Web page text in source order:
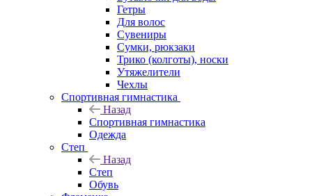
Гетры
Для волос
Сувениры
Сумки, рюкзаки
Трико (колготы), носки
Утяжелители
Чехлы
Спортивная гимнастика
Назад
Спортивная гимнастика
Одежда
Степ
Назад
Степ
Обувь